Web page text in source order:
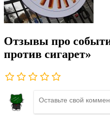
Отзывы про
против сигарет»